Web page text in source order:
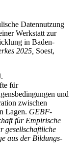
Datennutzung
Werkstatt zur
in Baden-
2025, Soest,
für
und
zwischen
Lagen. GEBF-
für Empirische
gesellschaft­liche
aus der Bildungs­